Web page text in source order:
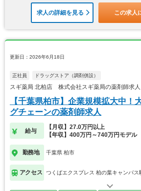
求人の詳細を見る この求人
更新日：2026年6月18日
正社員 ドラッグストア（調剤併設）
スギ薬局 北柏店 株式会社スギ薬局の薬剤師求人
【千葉県柏市】企業規模拡大中！
グチェーンの薬剤師求人
給与
【月収】27.0万円以上
【年収】400万円～740万円モデル
勤務地 千葉県 柏市
アクセス つくばエクスプレス 柏の葉キャンパス